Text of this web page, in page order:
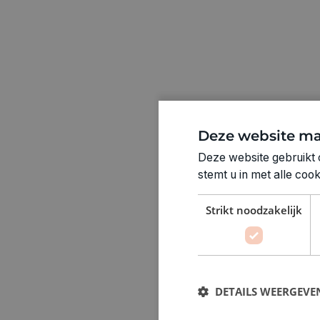
Deze website
Deze website gebruikt
stemt u in met alle
Strikt noodzakelijk
DETAILS